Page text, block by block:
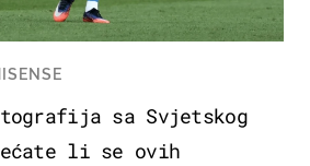
sa Svjetskog
li se ovih